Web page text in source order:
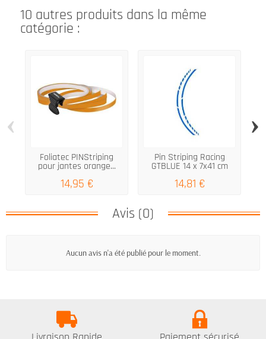
10 autres produits dans la même
catégorie :
Foliatec PINStriping
pour jantes orange...
14,95 €
Pin Striping Racing
GTBLUE 14 x 7x41 cm
14,81 €
‹ ›
Avis (0)
Aucun avis n'a été publié pour le moment.